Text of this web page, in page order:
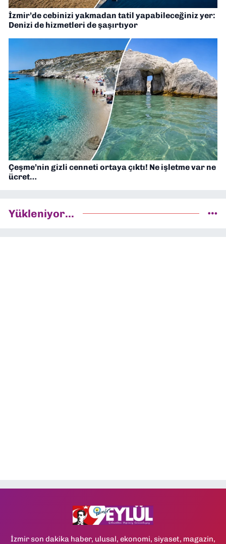
İzmir’de cebinizi yakmadan tatil yapabileceğiniz yer:
Denizi de hizmetleri de şaşırtıyor
Çeşme’nin gizli cenneti ortaya çıktı! Ne işletme var ne
ücret…
Yükleniyor...
İzmir son dakika haber, ulusal, ekonomi, siyaset, magazin,